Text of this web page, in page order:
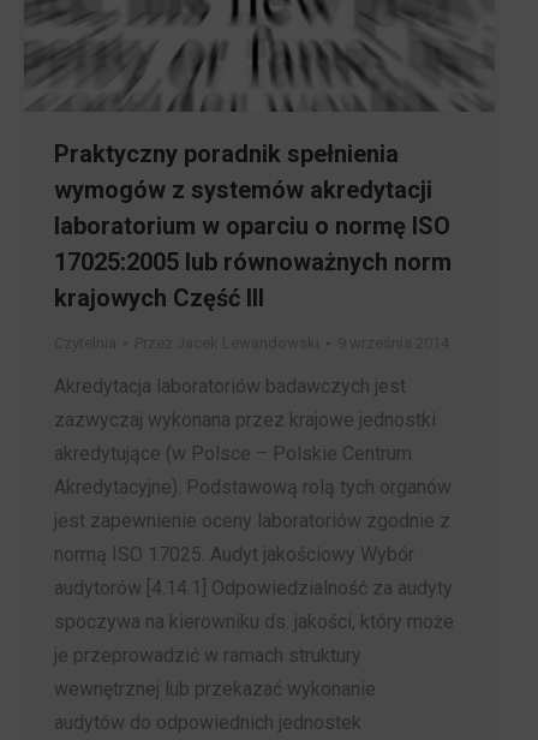
Praktyczny poradnik spełnienia
wymogów z systemów akredytacji
laboratorium w oparciu o normę ISO
17025:2005 lub równoważnych norm
krajowych Część III
Akredytacja laboratoriów badawczych jest
zazwyczaj wykonana przez krajowe jednostki
akredytujące (w Polsce – Polskie Centrum
Akredytacyjne). Podstawową rolą tych organów
jest zapewnienie oceny laboratoriów zgodnie z
normą ISO 17025. Audyt jakościowy Wybór
audytorów [4.14.1] Odpowiedzialność za audyty
spoczywa na kierowniku ds. jakości, który może
je przeprowadzić w ramach struktury
wewnętrznej lub przekazać wykonanie
audytów do odpowiednich jednostek